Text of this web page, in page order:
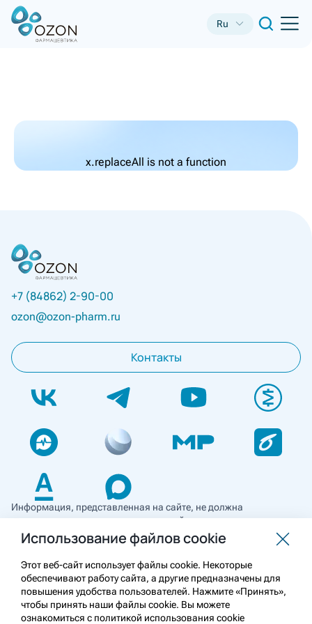
Ru
x.replaceAll is not a function
+7 (84862) 2-90-00
ozon@ozon-pharm.ru
Контакты
Информация, представленная на сайте, не должна
использоваться для самостоятельной диагностики и лечения
и не может служить заменой очной консультации врача. Перед
применением необходимо ознакомиться
с противопоказаниями препарата. Информация
о лекарственных средствах рецептурного отпуска
предназначена для медицинских и фармацевтических
работников.
Использование файлов cookie
Этот веб-сайт использует файлы cookie. Некоторые
обеспечивают работу сайта, а другие предназначены для
повышения удобства пользователей. Нажмите «Принять»,
чтобы принять наши файлы cookie. Вы можете
ознакомиться с политикой использования cookie